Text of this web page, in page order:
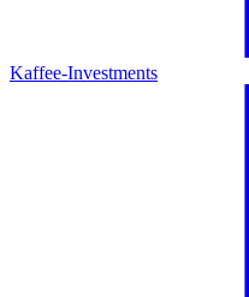
Kaffee-Investments